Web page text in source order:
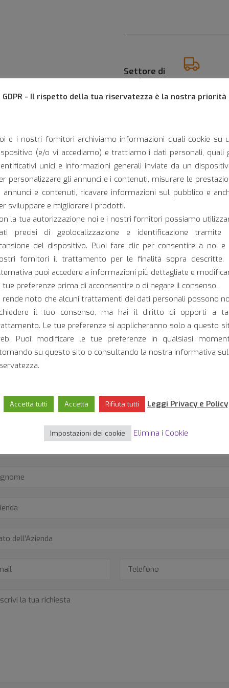
Settore di
applicazione:
Furgone
Camper
Omologazioni:
Scarica la
maggiori informazioni:
GDPR - Il rispetto della tua riservatezza è la nostra priorità
e i nostri fornitori archiviamo informazioni quali cookie su
(e/o vi accediamo) e trattiamo i dati personali, quali
unici e informazioni generali inviate da un
personalizzare gli annunci e i contenuti, misurare le
annunci e contenuti, ricavare informazioni sul pubblico e
sviluppare e migliorare i prodotti.
la tua autorizzazione noi e i nostri fornitori possiamo
precisi di geolocalizzazione e identificazione tramite
del dispositivo. Puoi fare clic per consentire a noi e
fornitori il trattamento per le finalità sopra descritte.
puoi accedere a informazioni più dettagliate e
tue preferenze prima di acconsentire o di negare il consenso.
rende noto che alcuni trattamenti dei dati personali possono
il tuo consenso, ma hai il diritto di opporti a
Le tue preferenze si applicheranno solo a questo
Puoi modificare le tue preferenze in qualsiasi
su questo sito o consultando la nostra informativa
Accetta tutti Accetta Rifiuta tutti Leggi Privacy e Policy
Impostazioni dei cookie Elimina i Cookie